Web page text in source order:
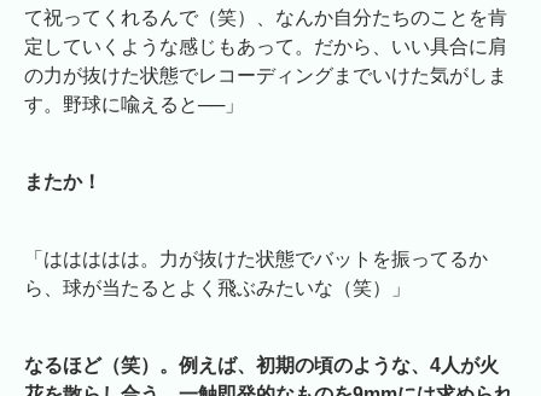
て祝ってくれるんで（笑）、なんか自分たちのことを肯
定していくような感じもあって。だから、いい具合に肩
の力が抜けた状態でレコーディングまでいけた気がしま
す。野球に喩えると──」
またか！
「ははははは。力が抜けた状態でバットを振ってるか
ら、球が当たるとよく飛ぶみたいな（笑）」
なるほど（笑）。例えば、初期の頃のような、4人が火